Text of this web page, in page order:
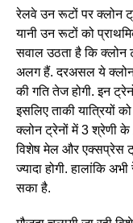
रेलवे उन रूटों पर क्लोन
यानी उन रूटों को
सवाल उठता है कि क्लोन
अलग हैं. दरअसल ये क्लोन
की गति तेज होगी. इन
इसलिए ताकी यात्रियों
क्लोन ट्रेनों में 3 श्रेणी के
विशेष मेल और एक्सप्रेस
ज्यादा होगी. हालांकि
सका है.